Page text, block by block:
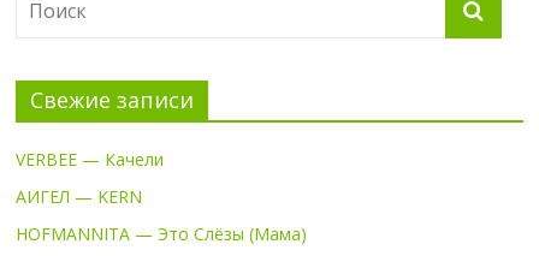
Свежие записи
VERBEE — Качели
АИГЕЛ — KERN
HOFMANNITA — Это Слёзы (Мама)